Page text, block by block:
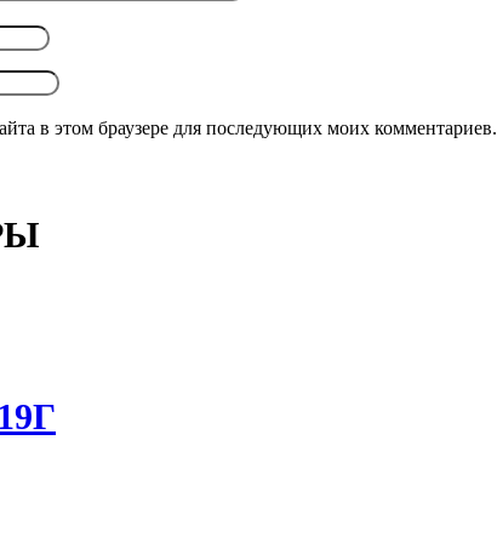
в этом браузере для последующих моих комментариев.